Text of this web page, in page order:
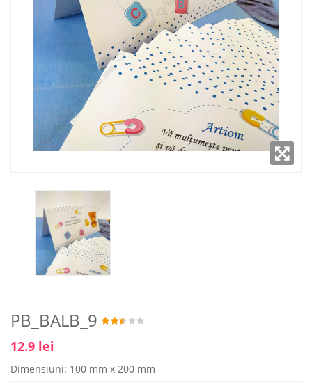
PB_BALB_9
12.9 lei
Dimensiuni: 100 mm x 200 mm